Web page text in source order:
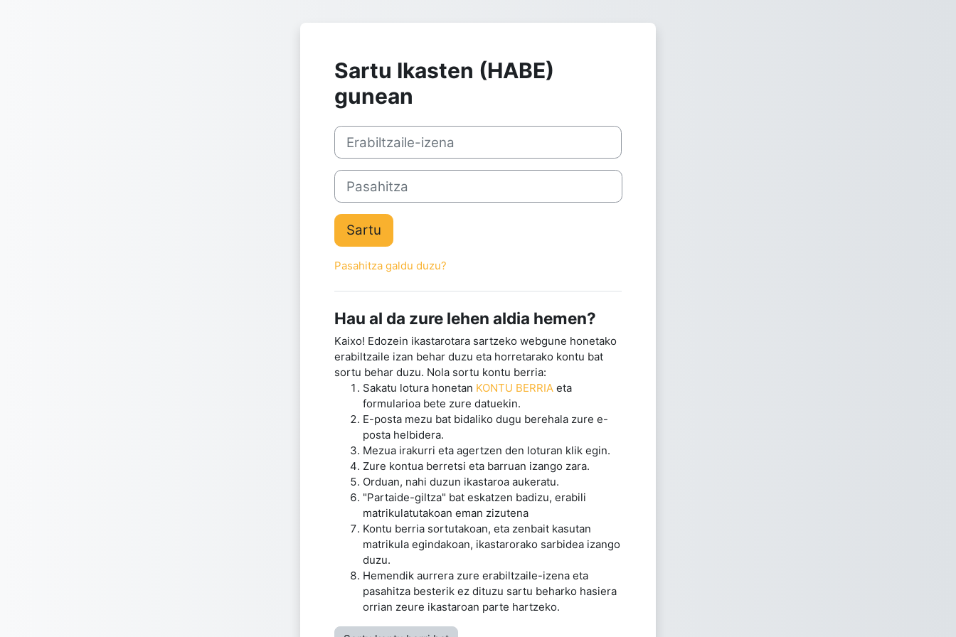
Sartu Ikasten (HABE)
gunean
Erabiltzaile-izena
Pasahitza
Sartu
Pasahitza galdu duzu?
Hau al da zure lehen aldia hemen?
Kaixo! Edozein ikastarotara sartzeko webgune honetako
erabiltzaile izan behar duzu eta horretarako kontu bat
sortu behar duzu. Nola sortu kontu berria:
Sakatu lotura honetan KONTU BERRIA eta
formularioa bete zure datuekin.
E-posta mezu bat bidaliko dugu berehala zure e-
posta helbidera.
Mezua irakurri eta agertzen den loturan klik egin.
Zure kontua berretsi eta barruan izango zara.
Orduan, nahi duzun ikastaroa aukeratu.
"Partaide-giltza" bat eskatzen badizu, erabili
matrikulatutakoan eman zizutena
Kontu berria sortutakoan, eta zenbait kasutan
matrikula egindakoan, ikastarorako sarbidea izango
duzu.
Hemendik aurrera zure erabiltzaile-izena eta
pasahitza besterik ez dituzu sartu beharko hasiera
orrian zeure ikastaroan parte hartzeko.